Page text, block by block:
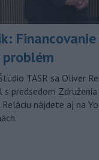
TASR sa Oliver
s predsedom
Reláciu nájdete aj na